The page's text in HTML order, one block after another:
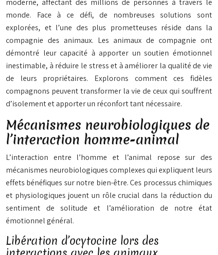
moderne, affectant des millions de personnes à travers le
monde. Face à ce défi, de nombreuses solutions sont
explorées, et l’une des plus prometteuses réside dans la
compagnie des animaux. Les animaux de compagnie ont
démontré leur capacité à apporter un soutien émotionnel
inestimable, à réduire le stress et à améliorer la qualité de vie
de leurs propriétaires. Explorons comment ces fidèles
compagnons peuvent transformer la vie de ceux qui souffrent
d’isolement et apporter un réconfort tant nécessaire.
Mécanismes neurobiologiques de
l’interaction homme-animal
L’interaction entre l’homme et l’animal repose sur des
mécanismes neurobiologiques complexes qui expliquent leurs
effets bénéfiques sur notre bien-être. Ces processus chimiques
et physiologiques jouent un rôle crucial dans la réduction du
sentiment de solitude et l’amélioration de notre état
émotionnel général.
Libération d’ocytocine lors des